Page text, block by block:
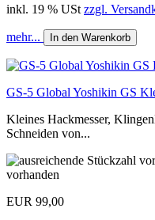
inkl. 19 % USt zzgl.
mehr... In den Warenkorb
GS-5 Global Yoshikin GS
Kleines Hackmesser,
Schneiden von...
vorhanden
EUR 99,00